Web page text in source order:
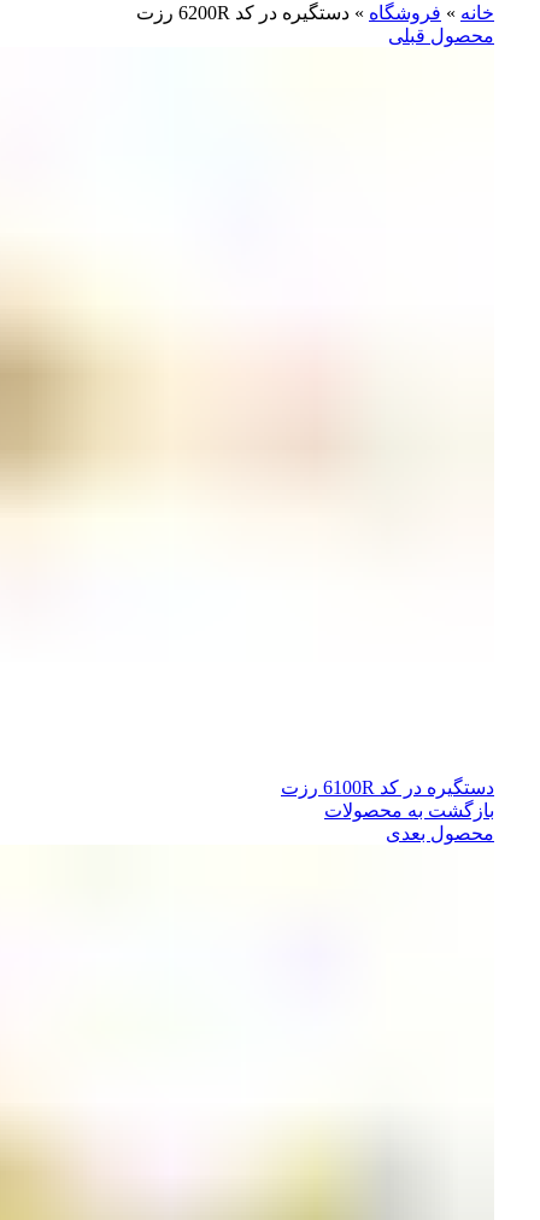
خانه » فروشگاه » دستگیره در کد 6200R رزت
محصول قبلی
دستگیره در کد 6100R رزت
بازگشت به محصولات
محصول بعدی